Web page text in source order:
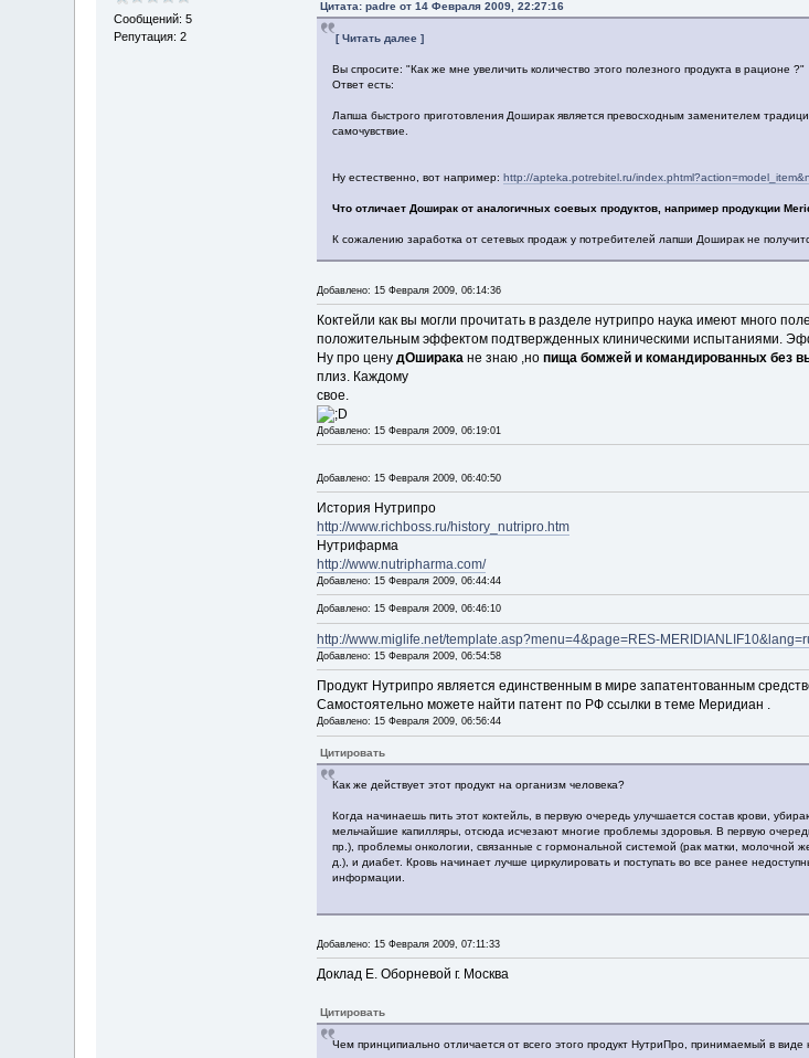
Сообщений: 5
Репутация: 2
Цитата: padre от 14 Февраля 2009, 22:27:16
[ Читать далее ]
Вы спросите: "Как же мне увеличить количество этого полезного продукта в рационе ?"
Ответ есть:
Лапша быстрого приготовления Доширак является превосходным заменителем
самочувствие.
Ну естественно, вот например: http://apteka.potrebitel.ru/
Что отличает Доширак от аналогичных соевых продуктов, например продукции
К сожалению заработка от сетевых продаж у потребителей лапши Доширак не
Добавлено: 15 Февраля 2009, 06:14:36
Коктейли как вы могли прочитать в разделе нутрипро наука имеют много
положительным эффектом подтвержденных клиническими испытаниями.
Ну про цену дОширакане знаю ,но пища бомжей и командированных без
плиз. Каждому
свое.
Добавлено: 15 Февраля 2009, 06:19:01
Добавлено: 15 Февраля 2009, 06:40:50
История Нутрипро
http://www.richboss.ru/history_nutripro.htm
Нутрифарма
http://www.nutripharma.com/
Добавлено: 15 Февраля 2009, 06:44:44
Добавлено: 15 Февраля 2009, 06:46:10
http://www.miglife.net/template.asp?menu=4&page=RES-
Добавлено: 15 Февраля 2009, 06:54:58
Продукт Нутрипро является единственным в мире запатентованным
Самостоятельно можете найти патент по РФ ссылки в теме Меридиан .
Добавлено: 15 Февраля 2009, 06:56:44
Цитировать
Как же действует этот продукт на организм человека?
Когда начинаешь пить этот коктейль, в первую очередь улучшается состав крови,
мельчайшие капилляры, отсюда исчезают многие проблемы здоровья. В первую
пр.), проблемы онкологии, связанные с гормональной системой (рак матки, молочной
д.), и диабет. Кровь начинает лучше циркулировать и поступать во все ранее
информации.
Добавлено: 15 Февраля 2009, 07:11:33
Доклад Е. Оборневой г. Москва
Цитировать
Чем принципиально отличается от всего этого продукт НутриПро, принимаемый в виде